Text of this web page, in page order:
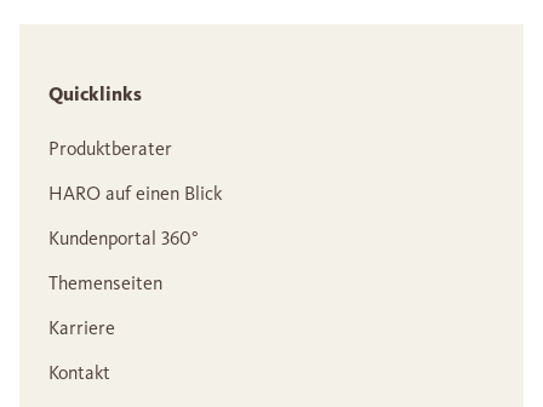
Quicklinks
Produktberater
HARO auf einen Blick
Kundenportal 360°
Themenseiten
Karriere
Kontakt